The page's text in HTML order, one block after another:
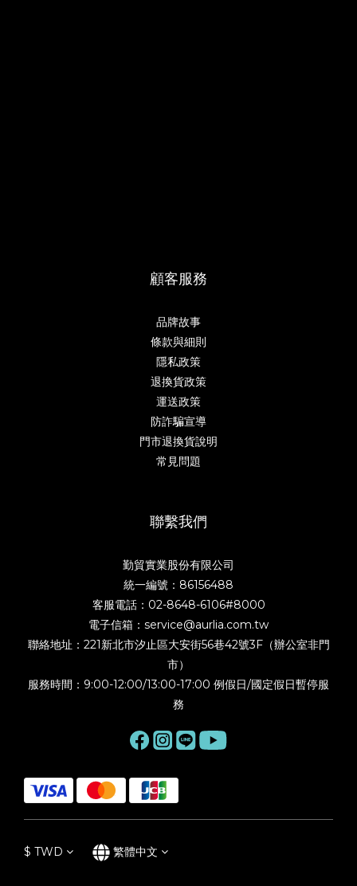
顧客服務
品牌故事
條款與細則
隱私政策
退換貨政策
運送政策
防詐騙宣導
門市退換貨說明
常見問題
聯繫我們
勤貿實業股份有限公司
統一編號：86156488
客服電話：02-8648-6106#8000
電子信箱：service@aurlia.com.tw
聯絡地址：221新北市汐止區大安街56巷42號3F（辦公室非門
市）
服務時間：9:00-12:00/13:00-17:00 例假日/國定假日暫停服
務
$ TWD 繁體中文